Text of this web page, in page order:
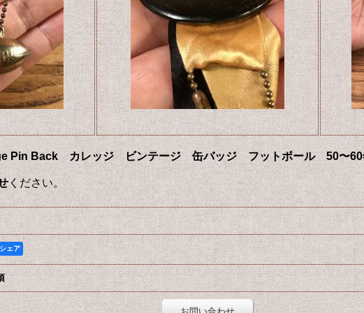
Pin Back カレッジ ビンテージ 缶バッジ フットボール 50〜60
ください。
ェア